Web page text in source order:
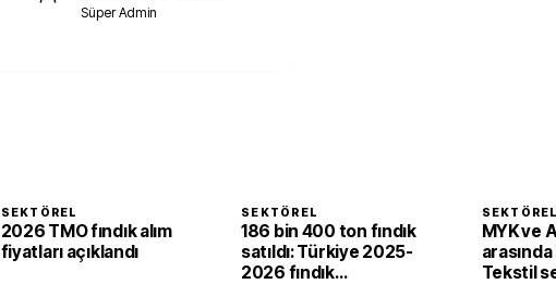
Süper Admin
SEKTÖREL
2026 TMO fındık alım
fiyatları açıklandı
SEKTÖREL
186 bin 400 ton fındık
satıldı: Türkiye 2025-
2026 fındık
SEKTÖREL
MYK ve
Tekstil